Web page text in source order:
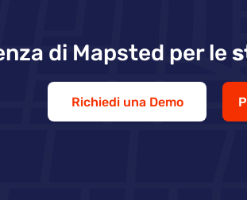
di Mapsted per le
Richiedi una Demo